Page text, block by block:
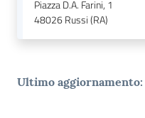
Piazza D.A. Farini, 1
48026Russi (RA)
Ultimo aggiornamento: